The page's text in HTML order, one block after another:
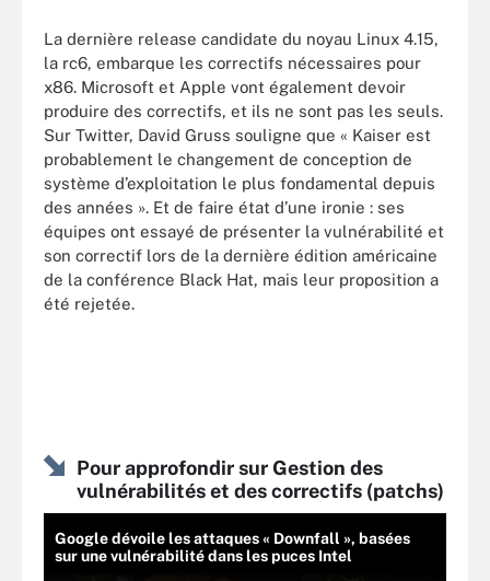
La dernière release candidate du noyau Linux 4.15,
la rc6, embarque les correctifs nécessaires pour
x86. Microsoft et Apple vont également devoir
produire des correctifs, et ils ne sont pas les seuls.
Sur Twitter, David Gruss souligne que « Kaiser est
probablement le changement de conception de
système d’exploitation le plus fondamental depuis
des années ». Et de faire état d’une ironie : ses
équipes ont essayé de présenter la vulnérabilité et
son correctif lors de la dernière édition américaine
de la conférence Black Hat, mais leur proposition a
été rejetée.
Pour approfondir sur Gestion des
vulnérabilités et des correctifs (patchs)
Google dévoile les attaques « Downfall », basées
sur une vulnérabilité dans les puces Intel